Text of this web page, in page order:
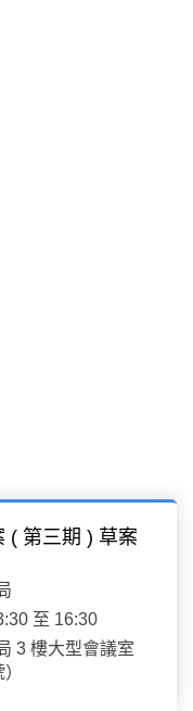
( 第三期 ) 草案
至 16:30
3 樓大型會議室